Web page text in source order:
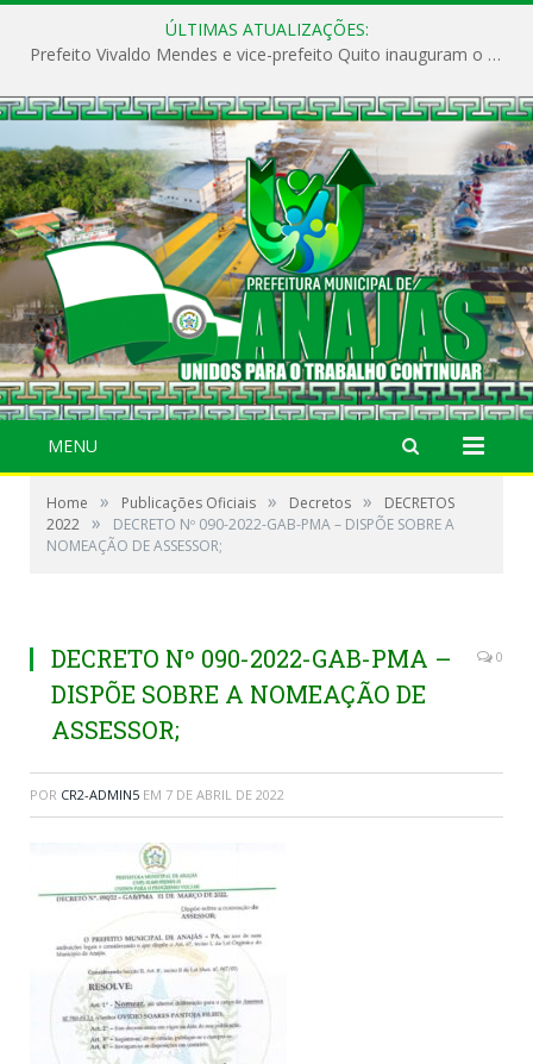
ÚLTIMAS ATUALIZAÇÕES:
Prefeito Vivaldo Mendes e vice-prefeito Quito inauguram o CAPS e fortalecem a saúde pública em Anajás.
MENU
Home » Publicações Oficiais » Decretos »
DECRETOS
2022 »
DECRETO Nº 090-2022-GAB-PMA – DISPÕE SOBRE A
NOMEAÇÃO DE ASSESSOR;
DECRETO Nº 090-2022-GAB-PMA –
DISPÕE SOBRE A NOMEAÇÃO DE
ASSESSOR;
0
POR CR2-ADMIN5 EM 7 DE ABRIL DE 2022